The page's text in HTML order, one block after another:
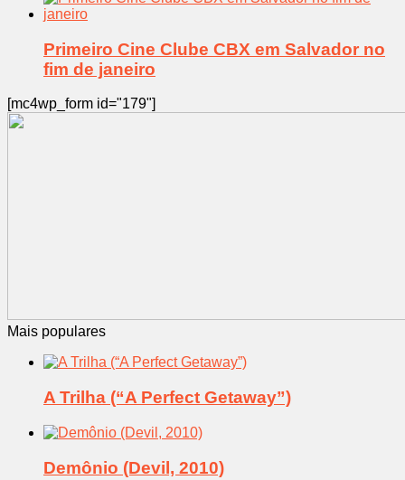
Primeiro Cine Clube CBX em Salvador no
fim de janeiro
[mc4wp_form id="179"]
Mais populares
A Trilha (“A Perfect Getaway”)
Demônio (Devil, 2010)